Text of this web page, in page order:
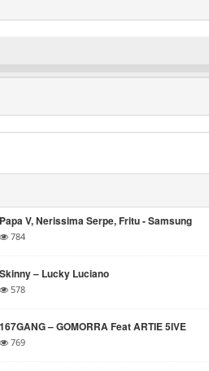
Papa V, Nerissima Serpe, Fritu -⁠ Samsung
784
Skinny – Lucky Luciano
578
167GANG – GOMORRA Feat ARTIE 5IVE
769